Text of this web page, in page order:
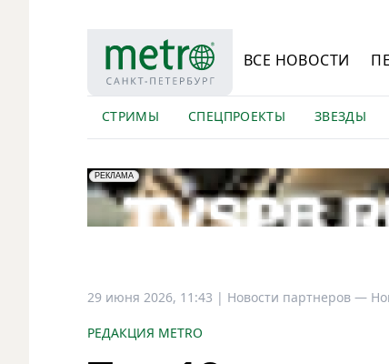
ВСЕ НОВОСТИ
СТРИМЫ СПЕЦПРОЕКТЫ ЗВЕЗДЫ
erid: LdtCK5Efv
РЕКЛАМА
АО "ГАТР", ИНН: 7841320717
29 июня 2026, 11:43 | Новости партнеров —
РЕДАКЦИЯ METRO